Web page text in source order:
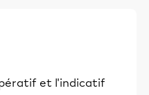
et l'indicatif